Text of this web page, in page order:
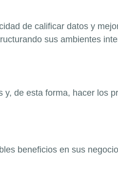
de calificar datos y
sus ambientes
de esta forma, hacer los
beneficios en sus